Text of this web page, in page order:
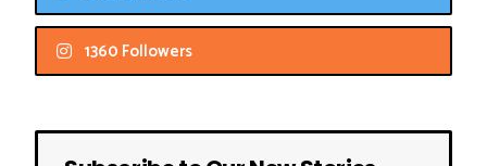
1360 Followers